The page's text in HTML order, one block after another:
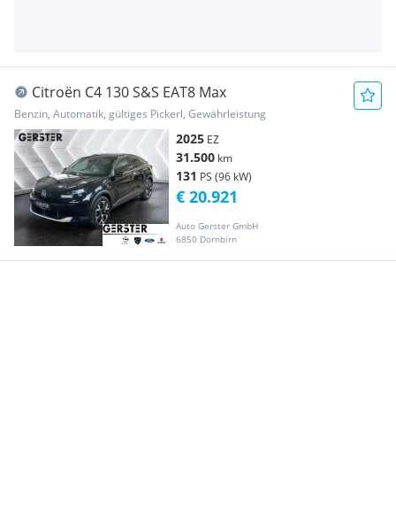
Citroën C4 130 S&S EAT8 Max
Benzin, Automatik, gültiges Pickerl, Gewährleistung
2025 EZ
31.500 km
131 PS (96 kW)
Auto Gerster GmbH
6850 Dornbirn
€ 20.921